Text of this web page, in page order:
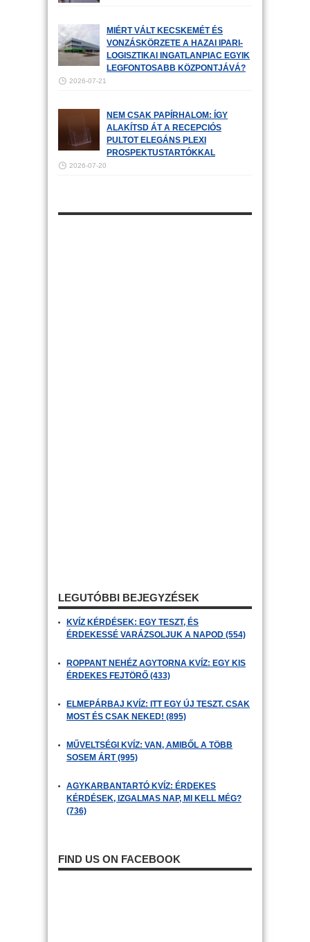
MIÉRT VÁLT KECSKEMÉT ÉS
VONZÁSKÖRZETE A HAZAI IPARI-
LOGISZTIKAI INGATLANPIAC EGYIK
LEGFONTOSABB KÖZPONTJÁVÁ?
2026-07-21
NEM CSAK PAPÍRHALOM: ÍGY
ALAKÍTSD ÁT A RECEPCIÓS
PULTOT ELEGÁNS PLEXI
PROSPEKTUSTARTÓKKAL
2026-07-20
LEGUTÓBBI BEJEGYZÉSEK
KVÍZ KÉRDÉSEK: EGY TESZT, ÉS
ÉRDEKESSÉ VARÁZSOLJUK A NAPOD (554)
ROPPANT NEHÉZ AGYTORNA KVÍZ: EGY KIS
ÉRDEKES FEJTÖRŐ (433)
ELMEPÁRBAJ KVÍZ: ITT EGY ÚJ TESZT. CSAK
MOST ÉS CSAK NEKED! (895)
MŰVELTSÉGI KVÍZ: VAN, AMIBŐL A TÖBB
SOSEM ÁRT (995)
AGYKARBANTARTÓ KVÍZ: ÉRDEKES
KÉRDÉSEK, IZGALMAS NAP, MI KELL MÉG?
(736)
FIND US ON FACEBOOK